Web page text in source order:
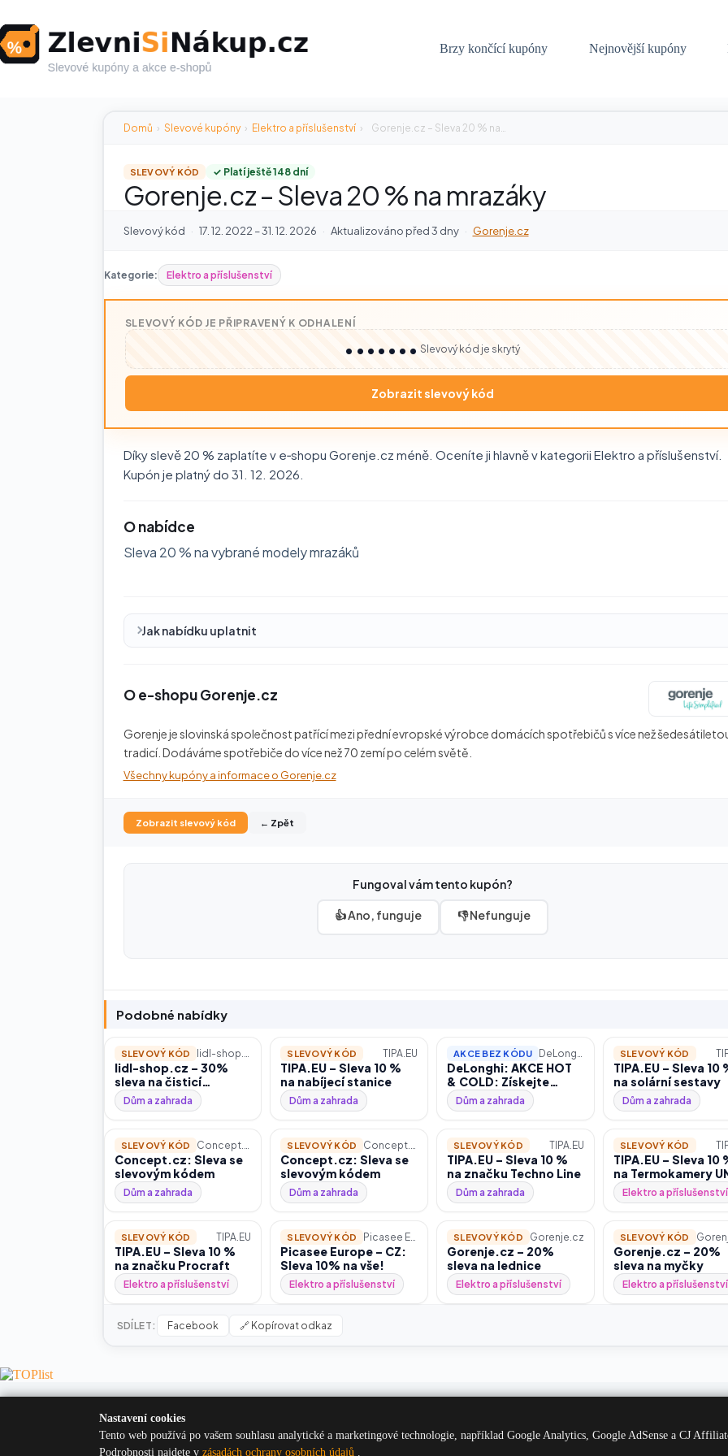
content
Nastavení cookies
Tento web používá po vašem souhlasu analytické a marketingové technologie, například Google Analytics, Google AdSense a CJ
Podrobnosti najdete v zásadách ochrany osobních údajů .
Brzy končící kupóny Nejnovější kupóny
Domů › Slevové kupóny › Elektro a příslušenství › Gorenje.cz – Sleva 20 % na…
SLEVOVÝ KÓD ✓ Platí ještě 148 dní
Gorenje.cz – Sleva 20 % na mrazáky
Slevový kód · 17. 12. 2022 – 31. 12. 2026 · Aktualizováno před 3 dny · Gorenje.cz
Kategorie: Elektro a příslušenství
SLEVOVÝ KÓD JE PŘIPRAVENÝ K ODHALENÍ
••••••• Slevový kód je skrytý
Zobrazit slevový kód
Díky slevě 20 % zaplatíte v e‑shopu Gorenje.cz méně. Oceníte ji hlavně v kategorii Elektro a příslušenství.
Kupón je platný do 31. 12. 2026.
O nabídce
Sleva 20 % na vybrané modely mrazáků
Jak nabídku uplatnit
O e-shopu Gorenje.cz
Gorenje je slovinská společnost patřící mezi přední evropské výrobce domácích spotřebičů s více než
tradicí. Dodáváme spotřebiče do více než 70 zemí po celém světě.
Všechny kupóny a informace o Gorenje.cz
Zobrazit slevový kód ← Zpět
Fungoval vám tento kupón?
👍 Ano, funguje 👎 Nefunguje
Podobné nabídky
SLEVOVÝ KÓD
lidl-shop.cz – 30%
sleva na čisticí
přístroje
Dům a zahrada
SLEVOVÝ KÓD TIPA.EU
TIPA.EU – Sleva 10 %
na nabíjecí stanice
Dům a zahrada
AKCE BEZ KÓDU
DeLonghi: AKCE HOT
& COLD: Získejte
dárek v hodnotě až
1989.00 Kč v podobě
Dům a zahrada
SLEVOVÝ KÓD
TIPA.EU – Sleva 10
na solární sestavy
Dům a zahrada
SLEVOVÝ KÓD
Concept.cz: Sleva se
slevovým kódem
Dům a zahrada
SLEVOVÝ KÓD
Concept.cz: Sleva se
slevovým kódem
Dům a zahrada
SLEVOVÝ KÓD TIPA.EU
TIPA.EU – Sleva 10 %
na značku Techno Line
Dům a zahrada
SLEVOVÝ KÓD
TIPA.EU – Sleva 10
na Termokamery
Elektro a příslušenství
SLEVOVÝ KÓD TIPA.EU
TIPA.EU – Sleva 10 %
na značku Procraft
Elektro a příslušenství
SLEVOVÝ KÓD
Picasee Europe – CZ:
Sleva 10% na vše!
Elektro a příslušenství
SLEVOVÝ KÓD Gorenje.cz
Gorenje.cz – 20%
sleva na lednice
Elektro a příslušenství
SLEVOVÝ KÓD
Gorenje.cz – 20%
sleva na myčky
Elektro a příslušenství
SDÍLET: Facebook 🔗 Kopírovat odkaz
MOHLO BY VÁS TAKÉ ZAJÍMAT: Kalkulačka: autopojištění|Kalkulačka: cestovní pojištění|Kalkulačka: Žádost o